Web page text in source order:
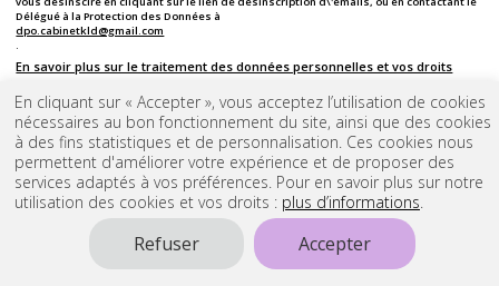
Délégué à la Protection des Données à
dpo.cabinetkld@gmail.com
.
En savoir plus sur le traitement des données personnelles et vos droits
En cliquant sur « Accepter », vous acceptez l’utilisation de cookies
nécessaires au bon fonctionnement du site, ainsi que des cookies
à des fins statistiques et de personnalisation. Ces cookies nous
permettent d'améliorer votre expérience et de proposer des
services adaptés à vos préférences. Pour en savoir plus sur notre
utilisation des cookies et vos droits : plus d’informations.
Refuser Accepter